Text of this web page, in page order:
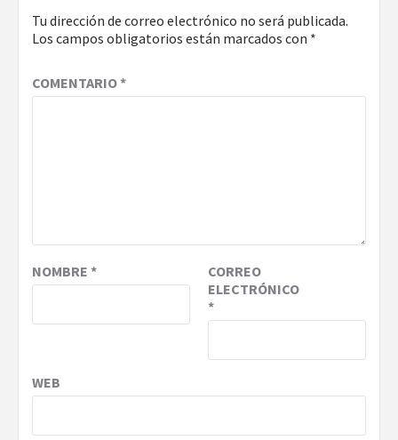
Tu dirección de correo electrónico no será publicada.
Los campos obligatorios están marcados con *
COMENTARIO*
NOMBRE *
CORREO
ELECTRÓNICO
*
WEB